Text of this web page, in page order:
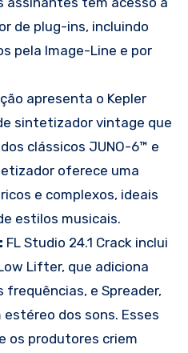
de plug-ins, incluindo
pela Image-Line e por
apresenta o Kepler
sintetizador vintage que
clássicos JUNO-6™ e
oferece uma
e complexos, ideais
estilos musicais.
FL Studio 24.1 Crack inclui
Lifter, que adiciona
frequências, e Spreader,
dos sons. Esses
os produtores criem